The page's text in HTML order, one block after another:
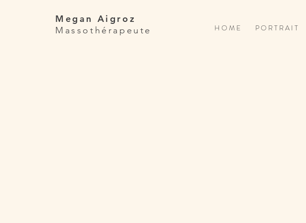
H O M E
P O R T R A I T
Megan Aigroz
Massothérapeute